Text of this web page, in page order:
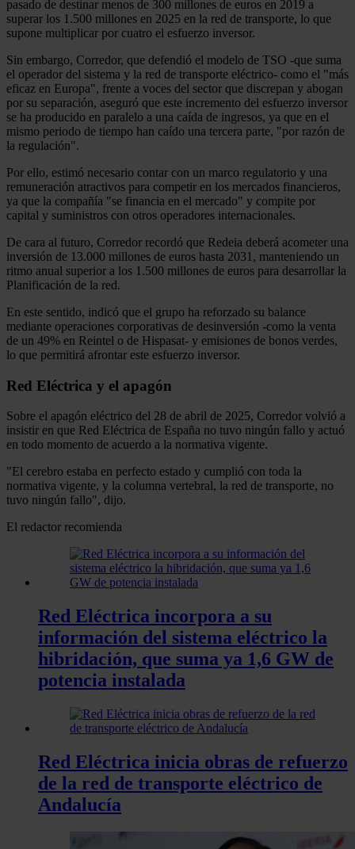
pasado de destinar menos de 300 millones de euros en 2019 a
superar los 1.500 millones en 2025 en la red de transporte, lo que
supone multiplicar por cuatro el esfuerzo inversor.
Sin embargo, Corredor, que defendió el modelo de TSO -que suma
el operador del sistema y la red de transporte eléctrico- como el "más
eficaz en Europa", frente a voces del sector que discrepan y abogan
por su separación, aseguró que este incremento del esfuerzo inversor
se ha producido en paralelo a una caída de ingresos, ya que en el
mismo periodo de tiempo han caído una tercera parte, "por razón de
la regulación".
Por ello, estimó necesario contar con un marco regulatorio y una
remuneración atractivos para competir en los mercados financieros,
ya que la compañía "se financia en el mercado" y compite por
capital y suministros con otros operadores internacionales.
De cara al futuro, Corredor recordó que Redeia deberá acometer una
inversión de 13.000 millones de euros hasta 2031, manteniendo un
ritmo anual superior a los 1.500 millones de euros para desarrollar la
Planificación de la red.
En este sentido, indicó que el grupo ha reforzado su balance
mediante operaciones corporativas de desinversión -como la venta
de un 49% en Reintel o de Hispasat- y emisiones de bonos verdes,
lo que permitirá afrontar este esfuerzo inversor.
Red Eléctrica y el apagón
Sobre el apagón eléctrico del 28 de abril de 2025, Corredor volvió a
insistir en que Red Eléctrica de España no tuvo ningún fallo y actuó
en todo momento de acuerdo a la normativa vigente.
"El cerebro estaba en perfecto estado y cumplió con toda la
normativa vigente, y la columna vertebral, la red de transporte, no
tuvo ningún fallo", dijo.
El redactor recomienda
Red Eléctrica incorpora a su
información del sistema eléctrico la
hibridación, que suma ya 1,6 GW de
potencia instalada
Red Eléctrica inicia obras de refuerzo
de la red de transporte eléctrico de
Andalucía